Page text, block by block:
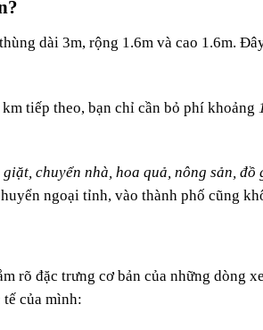
dài 3m, rộng 1.6m và cao 1.6m.
tiếp theo, bạn chỉ cần bỏ phí khoảng
giặt, chuyển nhà, hoa quả, nông sản,
ngoại tỉnh, vào thành phố cũng
rõ đặc trưng cơ bản của những dòng
của mình: